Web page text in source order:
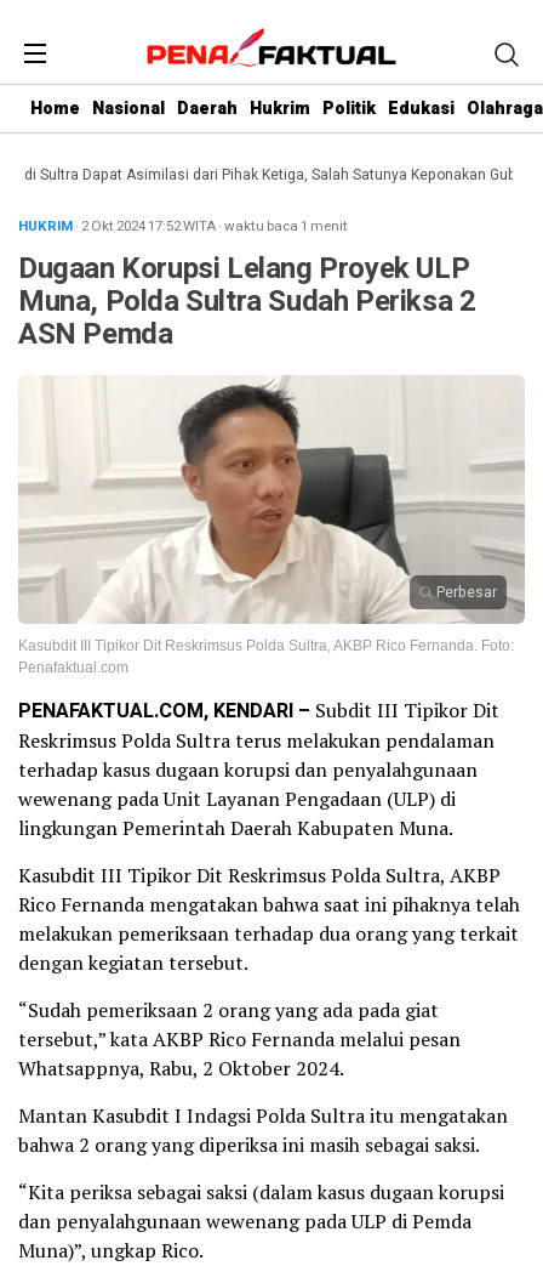
Home Nasional Daerah Hukrim Politik Edukasi Olahraga
Dapat Asimilasi dari Pihak Ketiga, Salah Satunya Keponakan Gubernur
HUKRIM· 2 Okt 202417:52WITA·waktu baca 1 menit
Dugaan Korupsi Lelang Proyek ULP
Muna, Polda Sultra Sudah Periksa 2
ASN Pemda
Perbesar
Kasubdit III Tipikor Dit Reskrimsus Polda Sultra, AKBP Rico Fernanda. Foto:
Penafaktual.com
PENAFAKTUAL.COM, KENDARI – Subdit III Tipikor Dit
Reskrimsus Polda Sultra terus melakukan pendalaman
terhadap kasus dugaan korupsi dan penyalahgunaan
wewenang pada Unit Layanan Pengadaan (ULP) di
lingkungan Pemerintah Daerah Kabupaten Muna.
Kasubdit III Tipikor Dit Reskrimsus Polda Sultra, AKBP
Rico Fernanda mengatakan bahwa saat ini pihaknya telah
melakukan pemeriksaan terhadap dua orang yang terkait
dengan kegiatan tersebut.
“Sudah pemeriksaan 2 orang yang ada pada giat
tersebut,” kata AKBP Rico Fernanda melalui pesan
Whatsappnya, Rabu, 2 Oktober 2024.
Mantan Kasubdit I Indagsi Polda Sultra itu mengatakan
bahwa 2 orang yang diperiksa ini masih sebagai saksi.
“Kita periksa sebagai saksi (dalam kasus dugaan korupsi
dan penyalahgunaan wewenang pada ULP di Pemda
Muna)”, ungkap Rico.